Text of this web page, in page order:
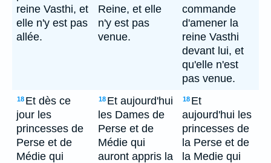
reine Vasthi, et
elle n'y est pas
allée.
Reine, et elle
n'y est pas
venue.
commande
d'amener la
reine Vasthi
devant lui, et
qu'elle n'est
pas venue.
18 Et dès ce
jour les
princesses de
Perse et de
Médie qui
18 Et aujourd'hui
les Dames de
Perse et de
Médie qui
auront appris la
18 Et
aujourd'hui les
princesses de
la Perse et de
la Medie qui